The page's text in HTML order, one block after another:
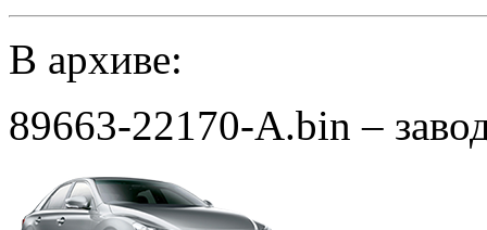
В архиве:
89663-22170-A.bin –